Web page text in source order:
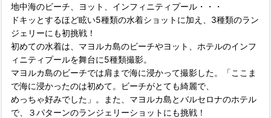
地中海のビーチ、ヨット、インフィニティプール・・・
ドキッとするほど眩い5種類の水着ショットに加え、3種類のラン
ジェリーにも初挑戦！
初めての水着は、マヨルカ島のビーチやヨット、ホテルのインフ
ィニティプールを舞台に5種類撮影。
マヨルカ島のビーチでは肩まで海に浸かって撮影した。「ここま
で海に浸かったのは初めて。ビーチがとても綺麗で、
めっちゃ好みでした」。また、マヨルカ島とバルセロナのホテル
で、３パターンのランジェリーショットにも挑戦！